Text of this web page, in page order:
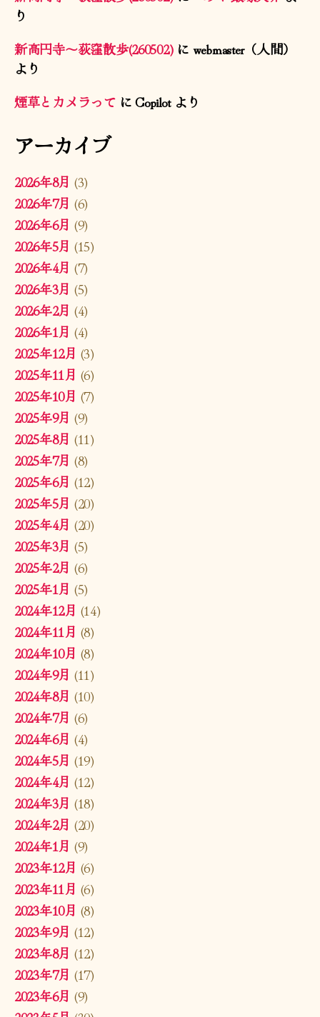
り
新高円寺〜荻窪散歩(260502)に webmaster（人間）
より
煙草とカメラってにCopilotより
アーカイブ
2026年8月 (3)
2026年7月 (6)
2026年6月 (9)
2026年5月 (15)
2026年4月 (7)
2026年3月 (5)
2026年2月 (4)
2026年1月 (4)
2025年12月 (3)
2025年11月 (6)
2025年10月 (7)
2025年9月 (9)
2025年8月 (11)
2025年7月 (8)
2025年6月 (12)
2025年5月 (20)
2025年4月 (20)
2025年3月 (5)
2025年2月 (6)
2025年1月 (5)
2024年12月 (14)
2024年11月 (8)
2024年10月 (8)
2024年9月 (11)
2024年8月 (10)
2024年7月 (6)
2024年6月 (4)
2024年5月 (19)
2024年4月 (12)
2024年3月 (18)
2024年2月 (20)
2024年1月 (9)
2023年12月 (6)
2023年11月 (6)
2023年10月 (8)
2023年9月 (12)
2023年8月 (12)
2023年7月 (17)
2023年6月 (9)